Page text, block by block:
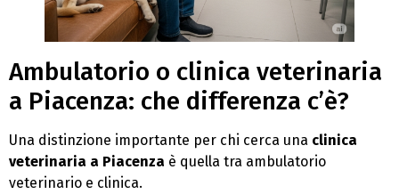
Ambulatorio o clinica veterinaria
a Piacenza: che differenza c’è?
Una distinzione importante per chi cerca una clinica
veterinaria a Piacenza è quella tra ambulatorio
veterinario e clinica.